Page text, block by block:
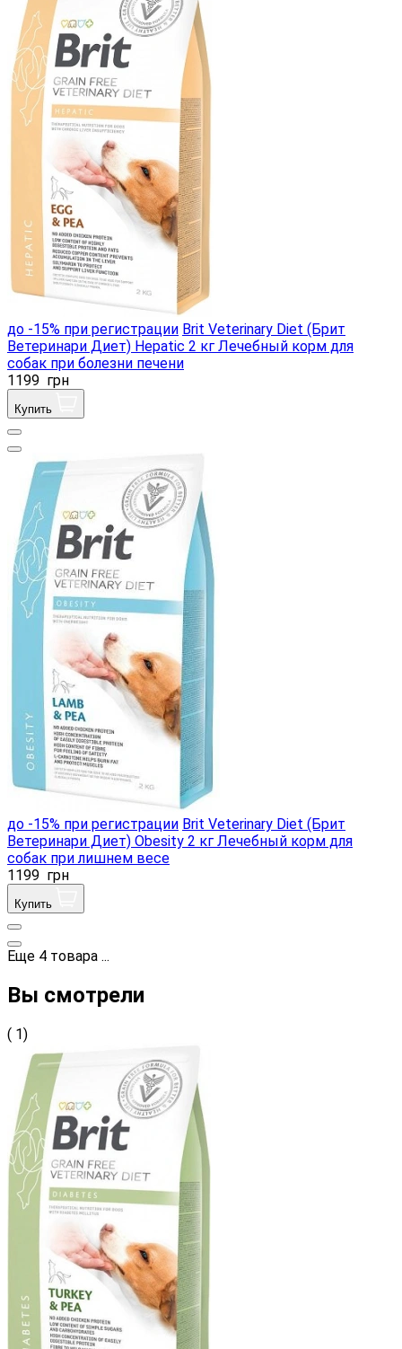
до -15% при регистрации Brit Veterinary Diet (Брит
Ветеринари Диет) Hepatic 2 кг Лечебный корм для
собак при болезни печени
1199 грн
Купить
до -15% при регистрации Brit Veterinary Diet (Брит
Ветеринари Диет) Obesity 2 кг Лечебный корм для
собак при лишнем весе
1199 грн
Купить
Еще 4 товара ...
Вы смотрели
( 1)